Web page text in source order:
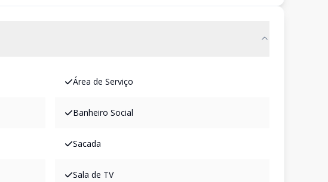
Área de Serviço
Banheiro Social
Sacada
Sala de TV